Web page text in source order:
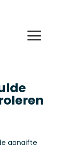
aangifte